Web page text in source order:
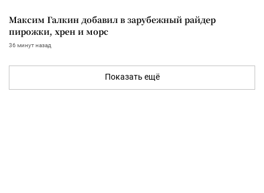
Максим Галкин добавил в зарубежный райдер
пирожки, хрен и морс
36 минут назад
Показать ещё